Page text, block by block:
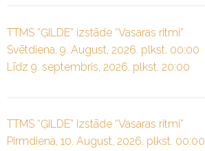
TTMS “ĢILDE” izstāde “Vasaras ritmi”
Svētdiena, 9. August, 2026. plkst. 00:00
Līdz 9. septembris, 2026. plkst. 20:00
TTMS “ĢILDE” izstāde “Vasaras ritmi”
Pirmdiena, 10. August, 2026. plkst. 00:00